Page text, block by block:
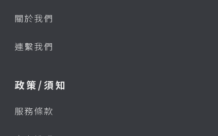
關於我們
連繫我們
政策/須知
服務條款